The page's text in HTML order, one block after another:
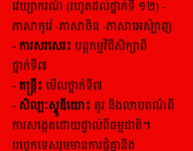
វេយ្យាករណ៍ (រហូតដល់ថ្នាក់ទី ១២)-
ភាសាកូរ៉េ -ភាសាចិន -ភាសាអេស៉្បាញ
- ការសរសេរ៖ បន្តកម្មវិធីសិក្សាពី
ថ្នាក់ទី៧
- តន្ត្រី៖ មើលថ្នាក់ទី៧
- សិល្បៈស្ទូឌីយោ៖ គូរ និងលាបពណ៌ពី
ការសង្កេតដោយផ្ទាល់ពីធម្មជាតិ។
បច្ចេកទេសរួមមានការផ្គុំគ្នានិង